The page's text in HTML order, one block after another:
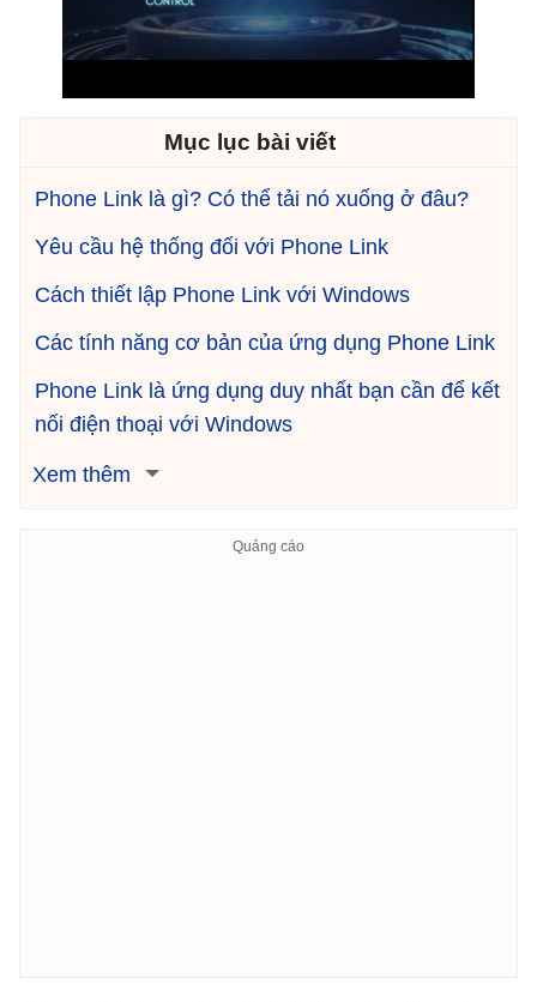
Mục lục bài viết
Phone Link là gì? Có thể tải nó xuống ở đâu?
Yêu cầu hệ thống đối với Phone Link
Cách thiết lập Phone Link với Windows
Các tính năng cơ bản của ứng dụng Phone Link
Phone Link là ứng dụng duy nhất bạn cần để kết
nối điện thoại với Windows
Xem thêm